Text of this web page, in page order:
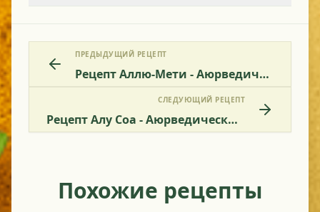
ПРЕДЫДУЩИЙ РЕЦЕПТ
Рецепт Аллю-Мети - Аюрведическое Блюдо С Картофелем И Листьями Пажитника
СЛЕДУЮЩИЙ РЕЦЕПТ
Рецепт Алу Соа - Аюрведические Картофель С Укропом
Похожие рецепты